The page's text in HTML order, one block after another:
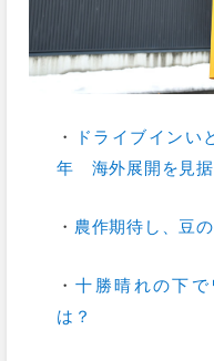
・
ドライブイン
年 海外展開を見据
・ 農作期待し、豆
・十勝晴れの下
は？